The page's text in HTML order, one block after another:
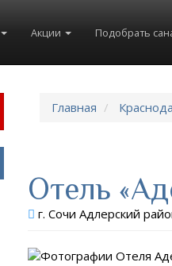
Акции Подобрать
Главная
Отель
г. Сочи Адлерский